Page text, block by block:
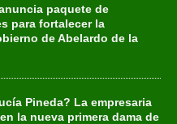
paquete de
para fortalecer la
de Abelardo de la
Pineda? La empresaria
la nueva primera dama de